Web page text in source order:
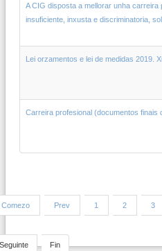
A CIG disposta a mellorar unha carreira
insuficiente, inxusta e discriminatoria,
Lei orzamentos e lei de medidas 2019.
Carreira profesional (documentos finais
Comezo Prev 1 2 3
Seguinte Fin